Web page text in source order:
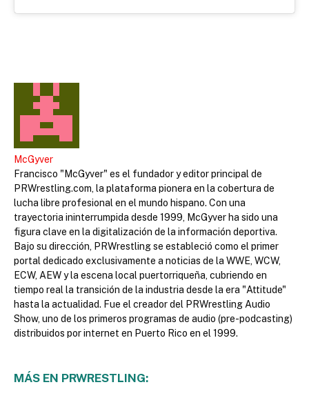
McGyver
Francisco "McGyver" es el fundador y editor principal de
PRWrestling.com, la plataforma pionera en la cobertura de
lucha libre profesional en el mundo hispano. Con una
trayectoria ininterrumpida desde 1999, McGyver ha sido una
figura clave en la digitalización de la información deportiva.
Bajo su dirección, PRWrestling se estableció como el primer
portal dedicado exclusivamente a noticias de la WWE, WCW,
ECW, AEW y la escena local puertorriqueña, cubriendo en
tiempo real la transición de la industria desde la era "Attitude"
hasta la actualidad. Fue el creador del PRWrestling Audio
Show, uno de los primeros programas de audio (pre-podcasting)
distribuidos por internet en Puerto Rico en el 1999.
MÁS EN PRWRESTLING: